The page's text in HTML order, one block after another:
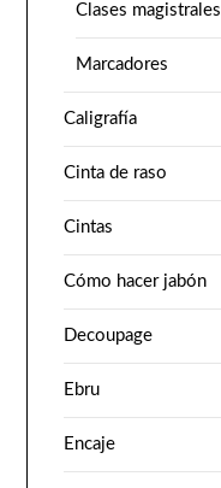
Clases magistrales
Marcadores
Caligrafía
Cinta de raso
Cintas
Cómo hacer jabón
Decoupage
Ebru
Encaje